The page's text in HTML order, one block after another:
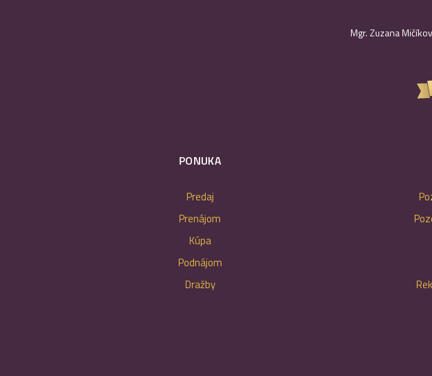
Mgr. Zuzana
PONUKA
Predaj
Prenájom
Kúpa
Podnájom
Dražby